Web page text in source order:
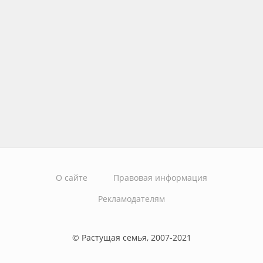
О сайте
Правовая информация
Рекламодателям
© Растущая семья, 2007-2021